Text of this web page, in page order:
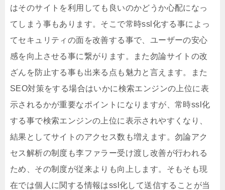
はそのサイトを利用しても良いのかどうか心配になっ
てしまう事もあります。そこで常時ssl化する事によっ
てセキュリティの面を改善する事で、ユーザーの安心
感を向上させる事に繋がります。また勿論サイトの改
ざんを防止する事も出来る点も魅力と言えます。また
SEO対策をする場合はいかに検索エンジンの上位に表
示されるかが重要なポイントになりますが、常時ssl化
する事で検索エンジンの上位に表示されやすくなり、
結果としてサイトのアクセス数も増えます。勿論アク
セス解析の制度も李ファラー受け渡し改善が行われる
ため、その制度が従来よりも向上します。そもそも現
在では個人に関する情報はssl化して送信することが当